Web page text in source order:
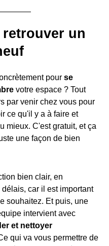
un
pour se
votre espace ? Tout
par venir chez vous pour
ce qu'il y a à faire et
mieux. C'est gratuit, et ça
une façon de bien
bien clair, en
car il est important
souhaitez. Et puis, une
intervient avec
et nettoyer
qui va vous permettre de